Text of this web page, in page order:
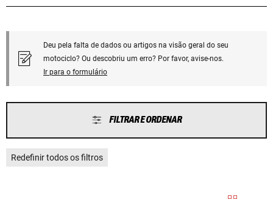
Deu pela falta de dados ou artigos na visão geral do seu
motociclo? Ou descobriu um erro? Por favor, avise-nos.
Ir para o formulário
FILTRAR E ORDENAR
Redefinir todos os filtros